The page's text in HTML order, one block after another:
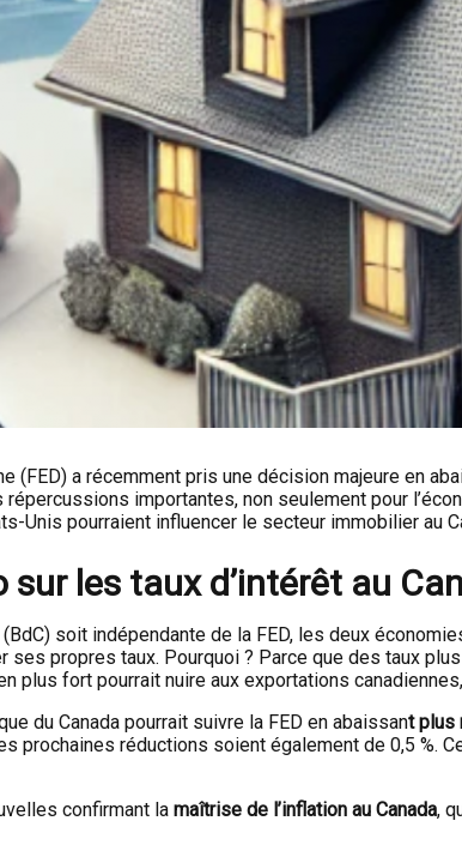
(FED) a récemment pris une décision majeure en
importantes, non seulement pour
Unis pourraient influencer le secteur immobilier au
les taux d’intérêt au
(BdC) soit indépendante de la FED, les deux
ses propres taux. Pourquoi ? Parce que des taux
plus fort pourrait nuire aux exportations
du Canada pourrait suivre la FED en abaissant plus
prochaines réductions soient également de 0,5
confirmant la maîtrise de l’inflation au Canada,